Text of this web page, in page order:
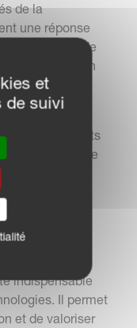
de la
une réponse
permettent de
à l’hectare en
tout en
fine.
recouvrements
globale
l’exploitation,
capables de
de taille
de grandes
indispensable
Il permet
et de valoriser
et
de suivi